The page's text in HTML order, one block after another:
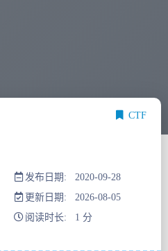
CTF
发布日期: 2020-09-28
更新日期: 2026-08-05
阅读时长: 1 分